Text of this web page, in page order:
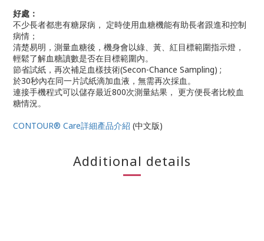
好處：
不少長者都患有糖尿病， 定時使用血糖機能有助長者跟進和控制
病情；
清楚易明，測量血糖後，機身會以綠、黃、紅目標範圍指示燈，
輕鬆了解血糖讀數是否在目標範圍內。
節省試紙，再次補足血樣技術(Secon-Chance Sampling) ;
於30秒內在同一片試紙滴加血液，無需再次採血。
連接手機程式可以儲存最近800次測量結果， 更方便長者比較血
糖情況。
CONTOUR® Care詳細產品介紹 (中文版)
Additional details